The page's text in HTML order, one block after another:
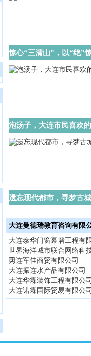
洗熊岳天沐温泉,住鲅鱼
圈红旺大酒店
洗熊
惊心“三清山”，以“绝”
泡汤子，大连市民喜欢
遗忘现代都市，寻梦古
大连曼德瑞教育咨询有限
大连泰华门窗幕墙工程有
世界海洋城市联合网络科
司
大连军佳商贸有限公司
大连振连水产品有限公司
大连华霖装饰工程有限公司
大连诺霖国际贸易有限公司